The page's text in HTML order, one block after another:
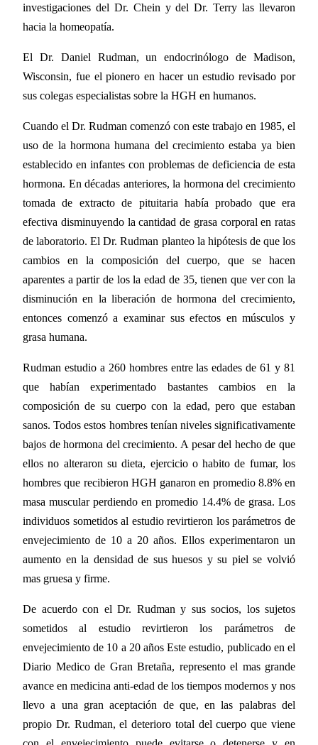
investigaciones del Dr. Chein y del Dr. Terry las llevaron
hacia la homeopatía.
El Dr. Daniel Rudman, un endocrinólogo de Madison,
Wisconsin, fue el pionero en hacer un estudio revisado por
sus colegas especialistas sobre la HGH en humanos.
Cuando el Dr. Rudman comenzó con este trabajo en 1985, el
uso de la hormona humana del crecimiento estaba ya bien
establecido en infantes con problemas de deficiencia de esta
hormona. En décadas anteriores, la hormona del crecimiento
tomada de extracto de pituitaria había probado que era
efectiva disminuyendo la cantidad de grasa corporal en ratas
de laboratorio. El Dr. Rudman planteo la hipótesis de que los
cambios en la composición del cuerpo, que se hacen
aparentes a partir de los la edad de 35, tienen que ver con la
disminución en la liberación de hormona del crecimiento,
entonces comenzó a examinar sus efectos en músculos y
grasa humana.
Rudman estudio a 260 hombres entre las edades de 61 y 81
que habían experimentado bastantes cambios en la
composición de su cuerpo con la edad, pero que estaban
sanos. Todos estos hombres tenían niveles significativamente
bajos de hormona del crecimiento. A pesar del hecho de que
ellos no alteraron su dieta, ejercicio o habito de fumar, los
hombres que recibieron HGH ganaron en promedio 8.8% en
masa muscular perdiendo en promedio 14.4% de grasa. Los
individuos sometidos al estudio revirtieron los parámetros de
envejecimiento de 10 a 20 años. Ellos experimentaron un
aumento en la densidad de sus huesos y su piel se volvió
mas gruesa y firme.
De acuerdo con el Dr. Rudman y sus socios, los sujetos
sometidos al estudio revirtieron los parámetros de
envejecimiento de 10 a 20 años Este estudio, publicado en el
Diario Medico de Gran Bretaña, represento el mas grande
avance en medicina anti-edad de los tiempos modernos y nos
llevo a una gran aceptación de que, en las palabras del
propio Dr. Rudman, el deterioro total del cuerpo que viene